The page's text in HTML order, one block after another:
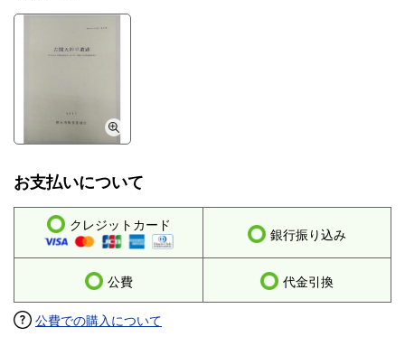
お支払いについて
クレジットカード
銀行振り込み
公費 代金引換
公費での購入について